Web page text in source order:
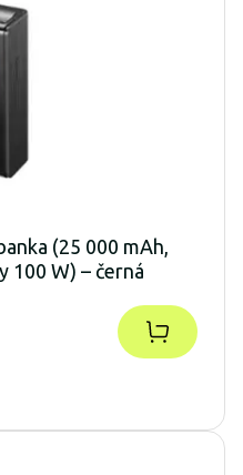
(25 000 mAh,
100 W) – černá